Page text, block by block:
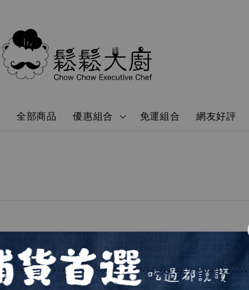
全部商品 優惠組合 免運組合 網友好評